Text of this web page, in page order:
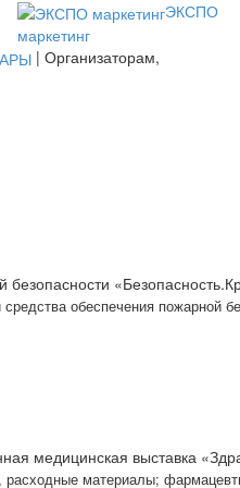
ЭКСПО
маркетинг
| Организаторам,
обеспечения
медицинская выставка
материалы;